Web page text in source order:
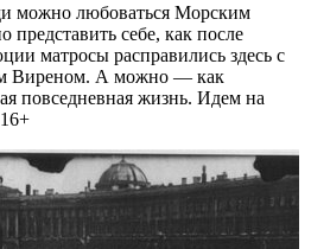
можно любоваться Морским
себе, как после
матросы расправились здесь с
Виреном. А можно — как
повседневная жизнь. Идем на